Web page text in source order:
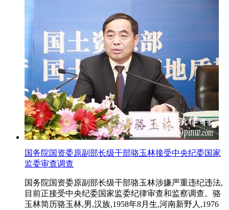
国务院国资委原副部长级干部骆玉林接受中央纪委国家
监委审查调查
国务院国资委原副部长级干部骆玉林涉嫌严重违纪违法,
目前正接受中央纪委国家监委纪律审查和监察调查。骆
玉林简历骆玉林,男,汉族,1958年8月生,河南新野人,1976